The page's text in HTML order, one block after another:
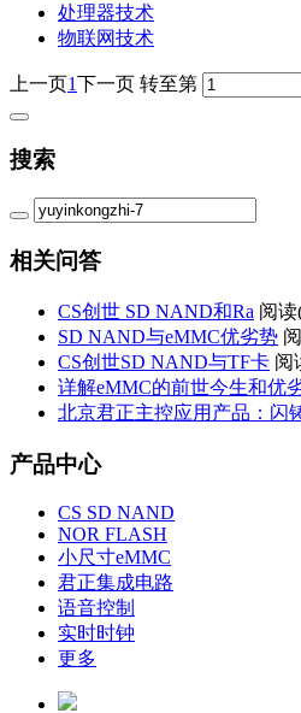
处理器技术
物联网技术
上一页1下一页 转至第
搜索
相关问答
CS创世 SD NAND和Ra 阅读
SD NAND与eMMC优劣势
CS创世SD NAND与TF卡 阅
详解eMMC的前世今生和优
北京君正主控应用产品：闪
产品中心
CS SD NAND
NOR FLASH
小尺寸eMMC
君正集成电路
语音控制
实时时钟
更多